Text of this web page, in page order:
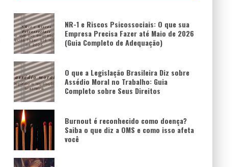
NR-1 e Riscos Psicossociais: O que sua
Empresa Precisa Fazer até Maio de 2026
(Guia Completo de Adequação)
O que a Legislação Brasileira Diz sobre
Assédio Moral no Trabalho: Guia
Completo sobre Seus Direitos
Burnout é reconhecido como doença?
Saiba o que diz a OMS e como isso afeta
você